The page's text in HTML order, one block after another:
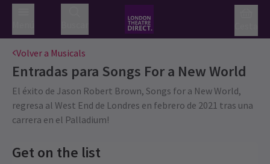
Volver a Musicals
Entradas para Songs For a New World
El éxito de Jason Robert Brown, Songs for a New World,
regresa al West End de Londres en febrero de 2021 tras una
carrera en el Palladium!
Get on the list